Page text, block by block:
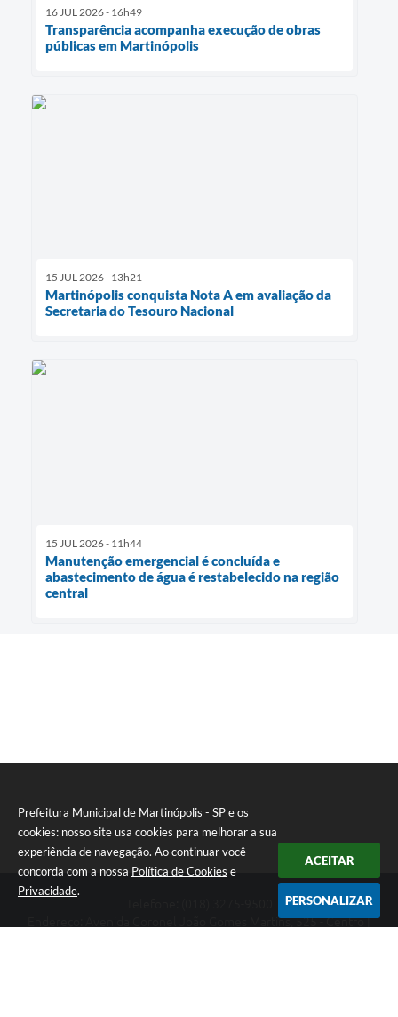
Prefeitura Municipal de Martinópolis - SP e os
cookies: nosso site usa cookies para melhorar a sua
experiência de navegação. Ao continuar você
concorda com a nossa Política de Cookies e
Privacidade.
ACEITAR
PERSONALIZAR
16 JUL 2026 - 16h49
Transparência acompanha execução de obras
públicas em Martinópolis
15 JUL 2026 - 13h21
Martinópolis conquista Nota A em avaliação da
Secretaria do Tesouro Nacional
15 JUL 2026 - 11h44
Manutenção emergencial é concluída e
abastecimento de água é restabelecido na região
central
Endereço: Avenida Coronel João Gomes Martins, 525 - Centro |